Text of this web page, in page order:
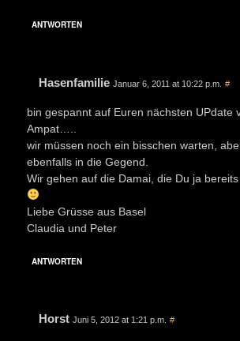
ANTWORTEN
Hasenfamilie Januar 6, 2011 at 10:22 p.m. #
bin gespannt auf Euren nächsten UPdate
Ampat…..
wir müssen noch ein bisschen warten,
ebenfalls in die Gegend.
Wir gehen auf die Damai, die Du ja
Liebe Grüsse aus Basel
Claudia und Peter
ANTWORTEN
Horst Juni 5, 2012 at 1:21 p.m. #